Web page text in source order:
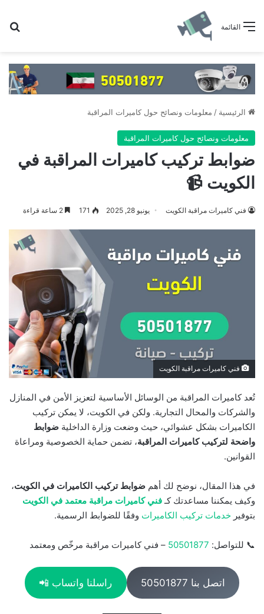
القائمة
الرئيسية / معلومات ونصائح حول كاميرات المراقبة
معلومات ونصائح حول كاميرات المراقبة
ضوابط تركيب كاميرات المراقبة في
الكويت 📹
فني كاميرات مراقبة الكويت يونيو 28, 2025 171
فني كاميرات مراقبة الكويت
تُعد كاميرات المراقبة من الوسائل الأساسية لتعزيز الأمن في المنازل
والشركات والمحال التجارية. ولكن في الكويت، لا يمكن تركيب
الكاميرات بشكل عشوائي، حيث وضعت وزارة الداخلية ضوابط
واضحة لتركيب كاميرات المراقبة، تضمن حماية الخصوصية ومراعاة
القوانين.
في هذا المقال، نوضح لك أهم ضوابط تركيب الكاميرات في الكويت،
وكيف يمكننا مساعدتك كـ فني كاميرات مراقبة معتمد في الكويت
بتوفير خدمات تركيب الكاميرات وفقًا للضوابط الرسمية.
📞 للتواصل: 50501877 – فني كاميرات مراقبة مرخّص ومعتمد
اتصل بنا 50501877 راسلنا واتساب 📲